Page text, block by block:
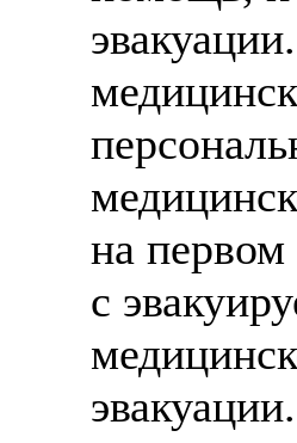
эвакуации.
на
с
эвакуации.